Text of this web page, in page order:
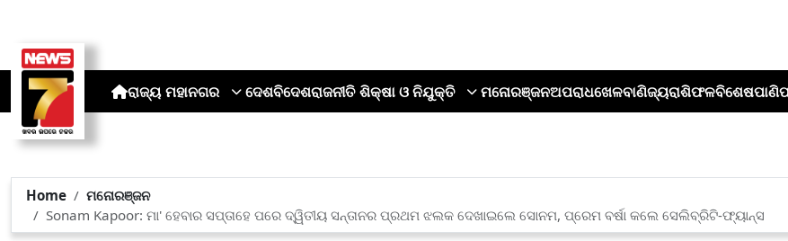
ରାଜ୍ୟ ମହାନଗର ଦେଶବିଦେଶରାଜନୀତି ଶିକ୍ଷା ଓ ନିଯୁକ୍ତି ମନୋରଞ୍ଜନଅପରାଧଖେଳବାଣିଜ୍ୟରାଶିଫଳବିଶେଷ
Home
ମନୋରଞ୍ଜନ
Sonam Kapoor: ମା' ହେବାର ସପ୍ତାହେ ପରେ ଦ୍ୱିତୀୟ ସନ୍ତାନର ପ୍ରଥମ ଝଲକ ଦେଖାଇଲେ ସୋନମ, ପ୍ରେମ ବର୍ଷା କଲେ ସେଲିବ୍ରିଟି-ଫ୍ୟାନ୍ସ